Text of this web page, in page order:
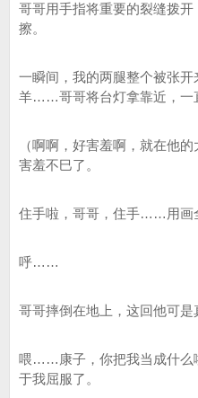
哥哥用手指将重要的裂缝拨
擦。
一瞬间，我的两腿整个被张
羊……哥哥将台灯拿靠近，一
（啊啊，好害羞啊，就在他
害羞不巳了。
住手啦，哥哥，住手……用画
呼……
哥哥摔倒在地上，这回他可是
喂……康子，你把我当成什么
于我屈服了。